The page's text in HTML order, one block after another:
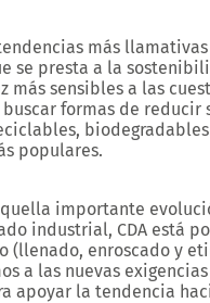
más
se presta a la
más sensibles a las
buscar formas de
populares.
importante
industrial, CDA está
(llenado, enroscado y
a las nuevas
apoyar la tendencia